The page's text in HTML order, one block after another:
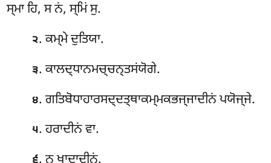
ਸ੍ਮਾ ਹਿ, ਸ ਨਂ, ਸ੍ਮਿਂ ਸੁ.
੨. ਕਮ੍ਮੇ ਦੁਤਿਯਾ.
੩. ਕਾਲਦ੍ਧਾਨਮਚ੍ਚਨ੍ਤਸਂਯੋਗੇ.
੪. ਗਤਿਬੋਧਾਹਾਰਸਦ੍ਦਤ੍ਥਾਕਮ੍ਮਕਭਜ੍ਜਾਦੀਨਂ ਪਯੋਜ੍ਜੇ.
੫. ਹਰਾਦੀਨਂ ਵਾ.